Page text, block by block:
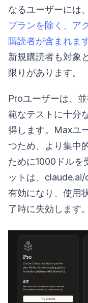
なるユーザーには、
プランを除く、ア
購読者が含まれま
新規購読者も対象
限りがあります。
Proユーザーは、
範なテストに十分
得します。Maxユ
つため、より集中
ために1000ドルを
ットは、
有効になり、使用
了時に失効します。